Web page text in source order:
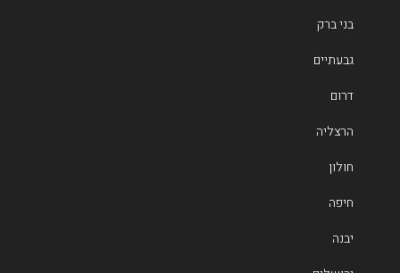
בני ברק
גבעתיים
דרום
הרצליה
חולון
חיפה
יבנה